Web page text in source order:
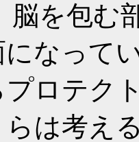
脳を包む
になって
プロテク
は考え